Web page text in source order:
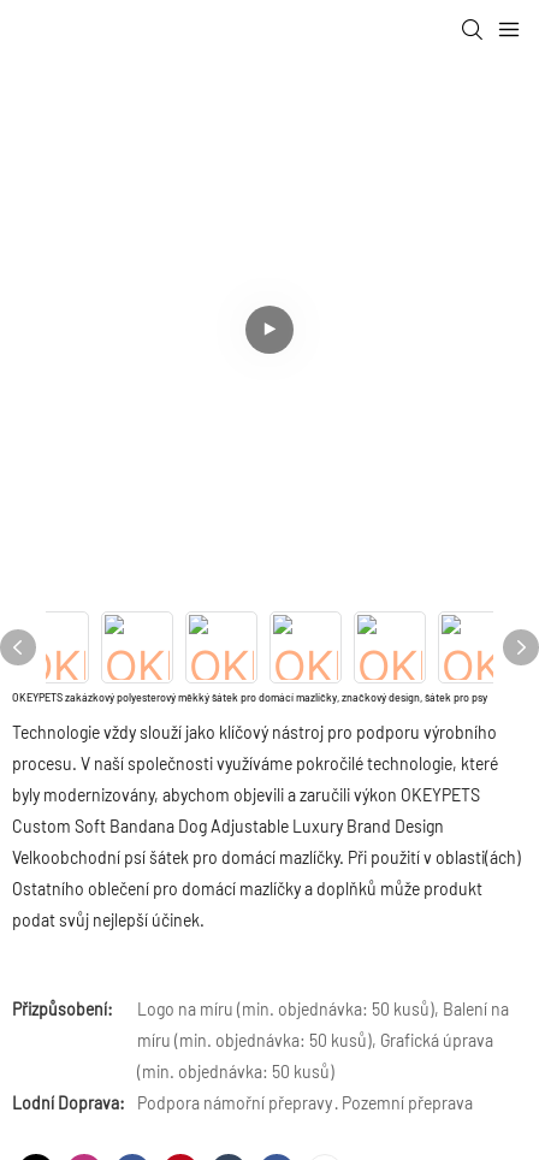
OKEYPETS zakázkový polyesterový měkký šátek pro domácí mazlíčky, značkový design, šátek pro psy
Technologie vždy slouží jako klíčový nástroj pro podporu výrobního
procesu. V naší společnosti využíváme pokročilé technologie, které
byly modernizovány, abychom objevili a zaručili výkon OKEYPETS
Custom Soft Bandana Dog Adjustable Luxury Brand Design
Velkoobchodní psí šátek pro domácí mazlíčky. Při použití v oblasti(ách)
Ostatního oblečení pro domácí mazlíčky a doplňků může produkt
podat svůj nejlepší účinek.
Přizpůsobení:
Logo na míru (min. objednávka: 50 kusů), Balení na
míru (min. objednávka: 50 kusů), Grafická úprava
(min. objednávka: 50 kusů)
Lodní Doprava:
Podpora námořní přepravy · Pozemní přeprava